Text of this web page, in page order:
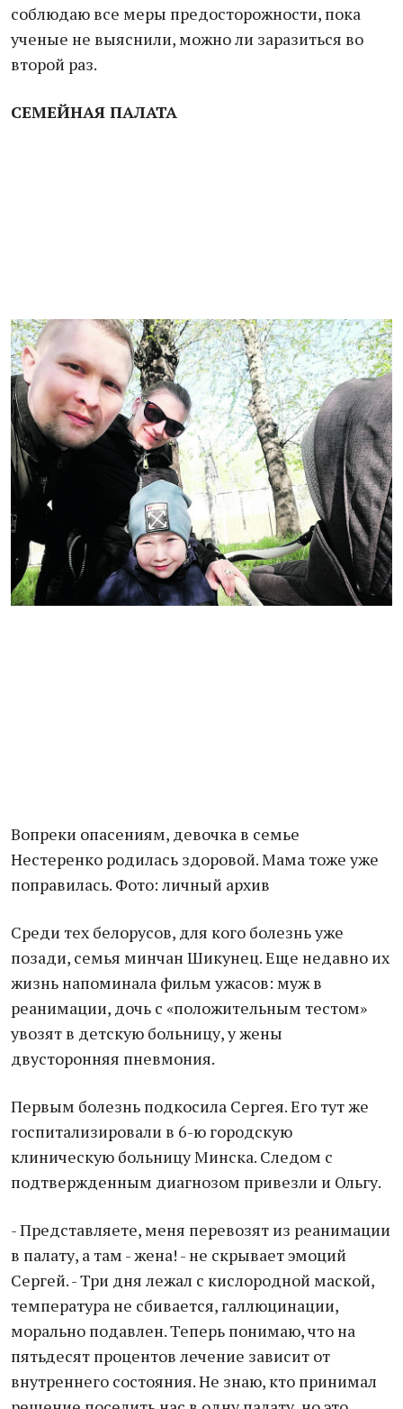
соблюдаю все меры предосторожности, пока
ученые не выяснили, можно ли заразиться во
второй раз.
СЕМЕЙНАЯ ПАЛАТА
Вопреки опасениям, девочка в семье
Нестеренко родилась здоровой. Мама тоже уже
поправилась. Фото: личный архив
Среди тех белорусов, для кого болезнь уже
позади, семья минчан Шикунец. Еще недавно их
жизнь напоминала фильм ужасов: муж в
реанимации, дочь с «положительным тестом»
увозят в детскую больницу, у жены
двусторонняя пневмония.
Первым болезнь подкосила Сергея. Его тут же
госпитализировали в 6-ю городскую
клиническую больницу Минска. Следом с
подтвержденным диагнозом привезли и Ольгу.
- Представляете, меня перевозят из реанимации
в палату, а там - жена! - не скрывает эмоций
Сергей. - Три дня лежал с кислородной маской,
температура не сбивается, галлюцинации,
морально подавлен. Теперь понимаю, что на
пятьдесят процентов лечение зависит от
внутреннего состояния. Не знаю, кто принимал